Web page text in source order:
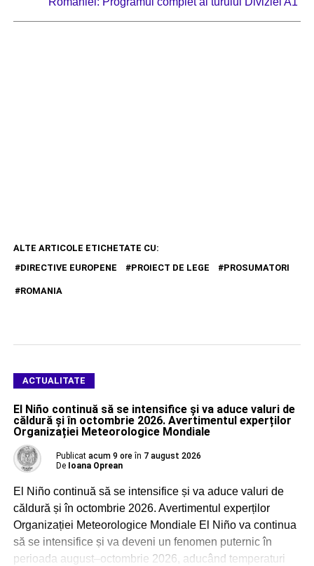
ALTE ARTICOLE ETICHETATE CU:
DIRECTIVE EUROPENE
PROIECT DE LEGE PROSUMATORI
ROMANIA
ACTUALITATE
El Niño continuă să se intensifice și va aduce valuri de
căldură și în octombrie 2026. Avertimentul experților
Organizației Meteorologice Mondiale
Publicat acum 9 ore în 7 august 2026
De Ioana Oprean
El Niño continuă să se intensifice și va aduce valuri de
căldură și în octombrie 2026. Avertimentul experților
Organizației Meteorologice Mondiale El Niño va continua
să se intensifice și va deveni un fenomen puternic în
perioada august–octombrie 2026, aducând temperaturi